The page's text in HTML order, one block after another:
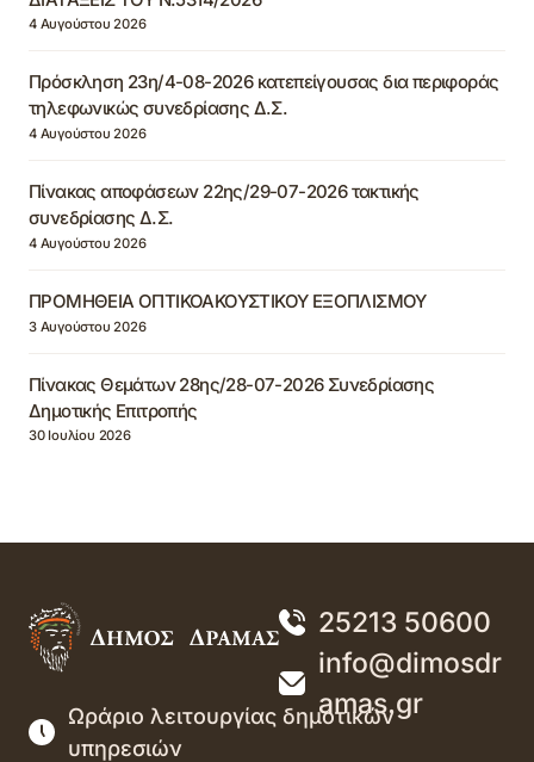
4 Αυγούστου 2026
Πρόσκληση 23η/4-08-2026 κατεπείγουσας δια περιφοράς
τηλεφωνικώς συνεδρίασης Δ.Σ.
4 Αυγούστου 2026
Πίνακας αποφάσεων 22ης/29-07-2026 τακτικής
συνεδρίασης Δ.Σ.
4 Αυγούστου 2026
ΠΡΟΜΗΘΕΙΑ ΟΠΤΙΚΟΑΚΟΥΣΤΙΚΟΥ ΕΞΟΠΛΙΣΜΟΥ
3 Αυγούστου 2026
Πίνακας Θεμάτων 28ης/28-07-2026 Συνεδρίασης
Δημοτικής Επιτροπής
30 Ιουλίου 2026
25213 50600
info@dimosdr
amas.gr
Ωράριο λειτουργίας δημοτικών
υπηρεσιών